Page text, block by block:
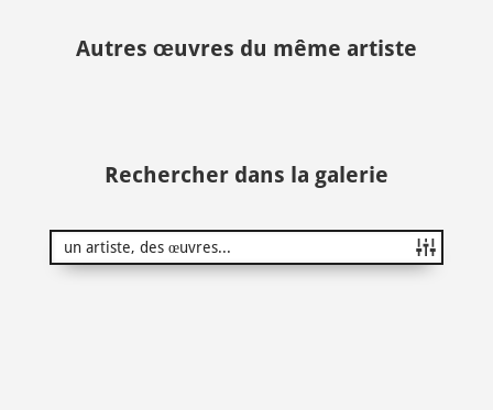
Autres œuvres du même artiste
Rechercher dans la galerie